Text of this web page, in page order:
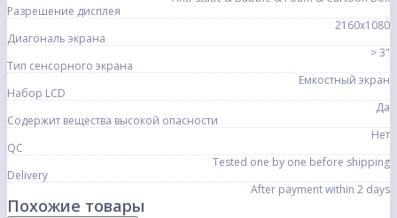
Разрешение дисплея
2160x1080
Диагональ экрана
> 3"
Тип сенсорного экрана
Емкостный экран
Набор LCD
Да
Содержит вещества высокой опасности
Нет
QC
Tested one by one before shipping
Delivery
After payment within 2 days
Похожие товары